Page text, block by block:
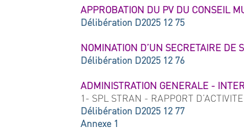
APPROBATION DU PV DU CONSEIL
Délibération D2025 12 75
NOMINATION D’UN SECRETAIRE DE
Délibération D2025 12 76
ADMINISTRATION GENERALE -
1- SPL STRAN - RAPPORT
Délibération D2025 12 77
Annexe 1